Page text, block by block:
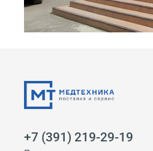
+7 (391) 219-29-19